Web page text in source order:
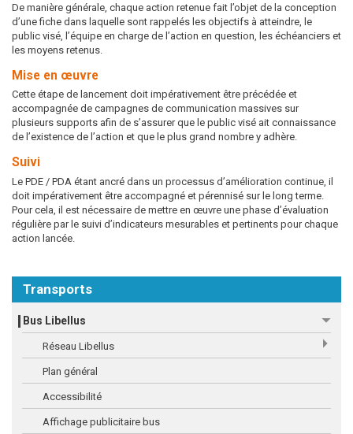
Transports
Bus Libellus
Réseau Libellus
Plan général
Accessibilité
Affichage publicitaire bus
De manière générale, chaque action retenue fait l’objet de la conception
d’une fiche dans laquelle sont rappelés les objectifs à atteindre, le
public visé, l’équipe en charge de l’action en question, les échéanciers et
les moyens retenus.
Mise en œuvre
Cette étape de lancement doit impérativement être précédée et
accompagnée de campagnes de communication massives sur
plusieurs supports afin de s’assurer que le public visé ait connaissance
de l’existence de l’action et que le plus grand nombre y adhère.
Suivi
Le PDE / PDA étant ancré dans un processus d’amélioration continue, il
doit impérativement être accompagné et pérennisé sur le long terme.
Pour cela, il est nécessaire de mettre en œuvre une phase d’évaluation
régulière par le suivi d’indicateurs mesurables et pertinents pour chaque
action lancée.